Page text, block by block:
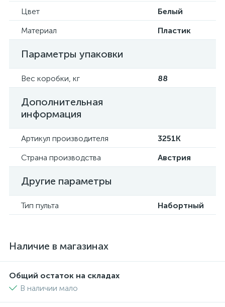
Цвет
Белый
Материал
Пластик
Параметры упаковки
Вес коробки, кг 88
Дополнительная
информация
Артикул производителя
3251K
Страна производства
Австрия
Другие параметры
Тип пульта Набортный
Наличие в магазинах
Общий остаток на складах
В наличии мало